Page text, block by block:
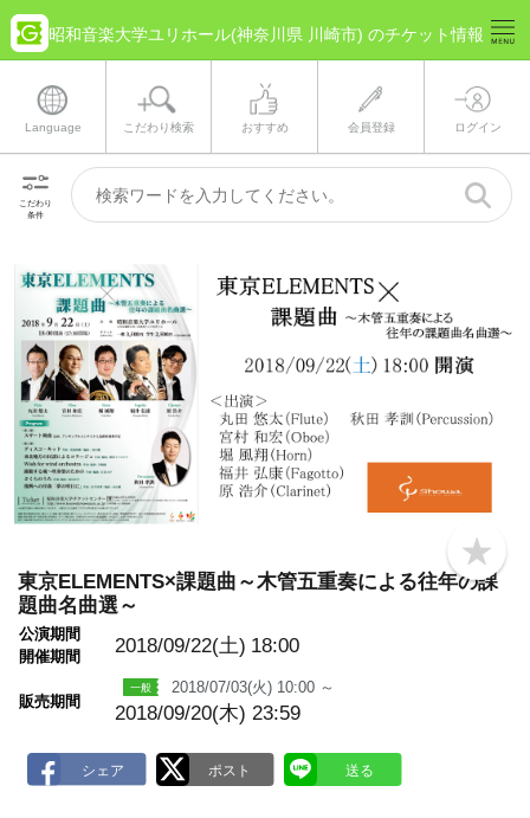
昭和音楽大学ユリホール(神奈川県 川崎市) のチケット情報
Language こだわり検索 おすすめ 会員登録 ログイン
こだわり
条件
b
o
o
東京ELEMENTS×課題曲～木管五重奏による往年の課
題曲名曲選～
公演期間
開催期間
2018/09/22(土) 18:00
販売期間
2018/07/03(火) 10:00 ～
2018/09/20(木) 23:59